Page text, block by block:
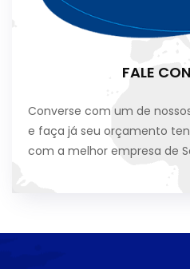
FALE
Converse com um de
e faça já seu orçamento
com a melhor empresa de